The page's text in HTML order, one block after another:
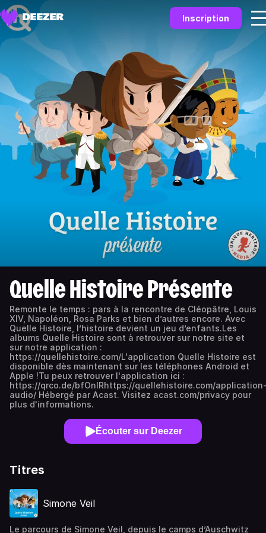
Inscription
Quelle Histoire Présente
Remonte le temps : pars à la rencontre de Cléopâtre, Louis
XIV, Napoléon, Rosa Parks et bien d’autres encore. Avec
Quelle Histoire, l’histoire devient un jeu d’enfants.Les
albums Quelle Histoire sont à retrouver sur notre site et
sur notre application :
https://quellehistoire.com/L'application Quelle Histoire est
disponible dès maintenant sur les téléphones Android et
Apple !Tu peux retrouver l'application ici :
https://qrco.de/bfOnIRhttps://quellehistoire.com/
audio/ Hébergé par Acast. Visitez acast.com/privacy pour
plus d'informations.
Écouter sur Deezer
Titres
Simone Veil
Le parcours de Simone Veil, depuis le camps d’Auschwitz